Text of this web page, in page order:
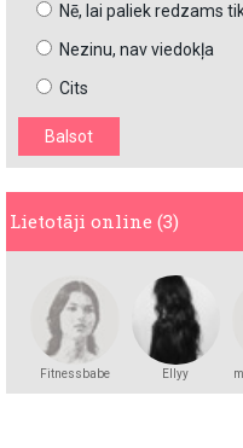
Nē, lai paliek redzams
Nezinu, nav viedokļa
Cits
Lietotāji online (3)
Fitnessbabe Ellyy